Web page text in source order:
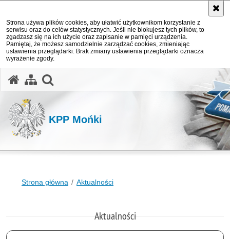
Strona używa plików cookies, aby ułatwić użytkownikom korzystanie z
serwisu oraz do celów statystycznych. Jeśli nie blokujesz tych plików, to
zgadzasz się na ich użycie oraz zapisanie w pamięci urządzenia.
Pamiętaj, że możesz samodzielnie zarządzać cookies, zmieniając
ustawienia przeglądarki. Brak zmiany ustawienia przeglądarki oznacza
wyrażenie zgody.
KPP Mońki
Strona główna Aktualności
Aktualności